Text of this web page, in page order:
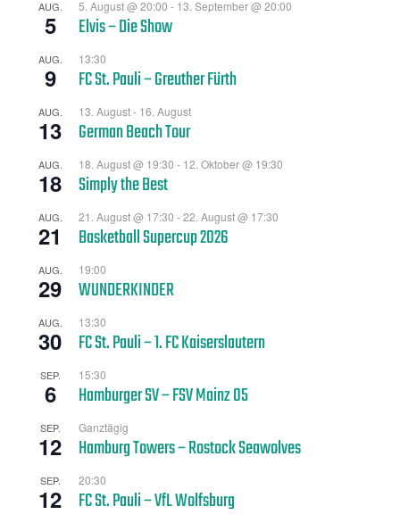
AUG.
5
5. August @ 20:00 - 13. September @ 20:00
Elvis – Die Show
AUG.
9
13:30
FC St. Pauli – Greuther Fürth
AUG.
13
13. August- 16. August
German Beach Tour
AUG.
18
18. August @ 19:30 - 12. Oktober @ 19:30
Simply the Best
AUG.
21
21. August @ 17:30 -22. August @ 17:30
Basketball Supercup 2026
AUG.
29
19:00
WUNDERKINDER
AUG.
30
13:30
FC St. Pauli – 1. FC Kaiserslautern
SEP.
6
15:30
Hamburger SV – FSV Mainz 05
SEP.
12
Ganztägig
Hamburg Towers – Rostock Seawolves
SEP.
12
20:30
FC St. Pauli – VfL Wolfsburg